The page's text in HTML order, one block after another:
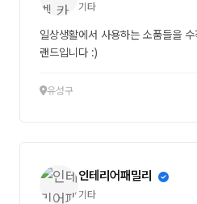
기타
일상생활에서 사용하는 소품들을
랜드입니다 :)
유성구
인테리어패밀리
기타